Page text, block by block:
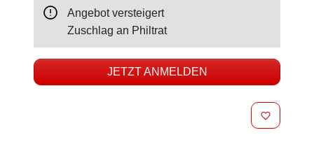
Angebot versteigert
Zuschlag an Philtrat
JETZT ANMELDEN
MERKEN